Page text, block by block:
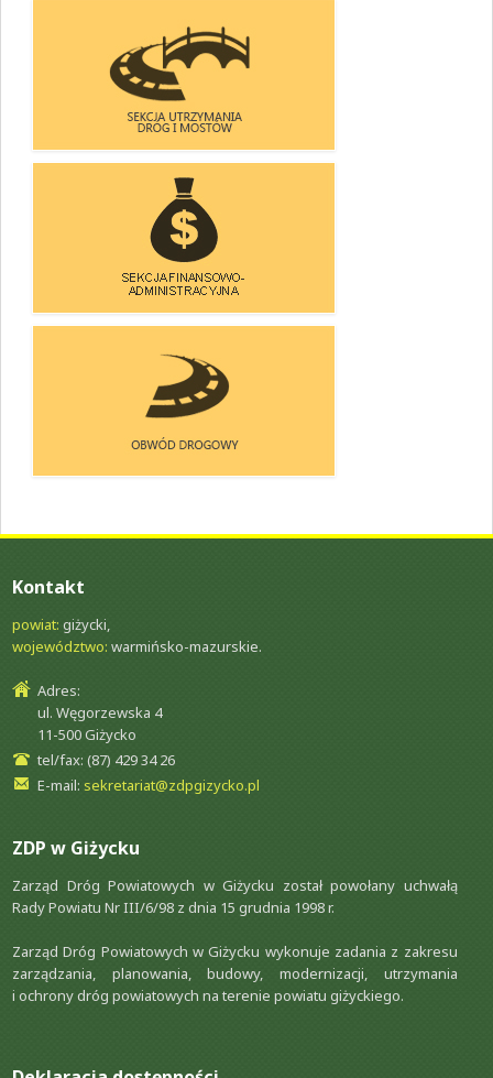
ZESPÓŁ DS. UZGODNIEŃ
- ZAJĘCIA PASA DROGOWEGO
SEKCJA UTRZYMANIA
DRÓG I MOSTÓW
SEKCJA FINANSOWO-
-ADMINISTRACYJNA
OBWÓD DOROGOWY
Kontakt
powiat: giżycki,
województwo: warmińsko-mazurskie.
Adres:
ul. Węgorzewska 4
11-500 Giżycko
tel/fax: (87) 429 34 26
E-mail: sekretariat@zdpgizycko.pl
ZDP w Giżycku
Zarząd Dróg Powiatowych w Giżycku został powołany uchwałą
Rady Powiatu Nr III/6/98 z dnia 15 grudnia 1998 r.
Zarząd Dróg Powiatowych w Giżycku wykonuje zadania z zakresu
zarządzania, planowania, budowy, modernizacji, utrzymania
i ochrony dróg powiatowych na terenie powiatu giżyckiego.